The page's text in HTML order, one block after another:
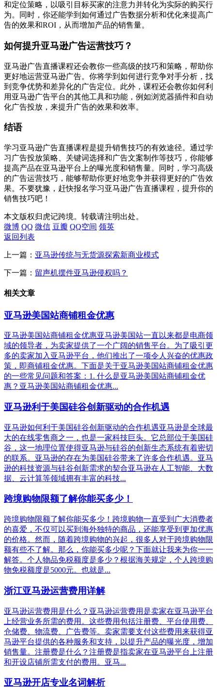
和定位策略，以吸引目标买家的注意力并转化为实际的购买行
为。同时，你还能学到如何通过广告数据分析和优化来提高广
告的效果和ROI，从而增加产品的销售量。
如何提升亚马逊广告运营技巧？
亚马逊广告直播课程还会教你一些高级的技巧和策略，帮助你
更好地运营亚马逊广告。你将学到如何进行竞争对手分析，找
到竞争优势和差异化的广告定位。此外，课程还会教你如何利
用亚马逊广告平台的其他工具和功能，例如浏览器插件和自动
化广告投放，来提升广告的效果和效率。
结语
学习亚马逊广告直播课程是提升销售技巧的有效途径。通过学
习广告投放策略、关键词选择和广告文案制作等技巧，你能够
提高产品在亚马逊平台上的曝光度和销售量。同时，学习高级
的广告运营技巧，能够帮助你更好地竞争并获得更好的广告效
果。不要犹豫，赶快报名学习亚马逊广告直播课程，提升你的
销售技巧吧！
本文版权归虎记跨境。转载请注明出处。
微博 QQ 微信 豆瓣 QQ空间 领英
返回列表
上一篇： 亚马逊传统与无货源探索新商业模式
下一篇： 留声机摆件亚马逊侵权吗？
相关文章
亚马逊美国站商铺租金优惠
亚马逊美国站商铺租金优惠亚马逊美国站一直以来都是电商领
域的领导者，为卖家提供了一个广阔的销售平台。为了吸引更
多的卖家加入亚马逊平台，他们推出了一项令人兴奋的优惠政
策，即商铺租金优惠。下面是关于亚马逊美国站商铺租金优惠
的一些常见问题和答案：1. 什么是亚马逊美国站商铺租金优
惠？亚马逊美国站商铺租金优惠...
亚马逊利于美国硅谷创新驱动的合作机遇
亚马逊如何利于美国硅谷创新驱动的合作机遇亚马逊是全球最
大的在线零售商之一，也是一家科技巨头。它总部位于美国硅
谷，这一地理位置使得亚马逊与硅谷的创新生态系统有着密切
的联系。亚马逊的存在为美国硅谷带来了许多合作机遇。亚马
逊的科技资源与硅谷创新需求的契合亚马逊在人工智能、大数
据、云计算等领域拥有丰富的科技...
跨境购物限额了解你能买多少！
跨境购物限额了解你能买多少！跨境购物一直受到广大消费者
的喜爱，不仅可以买到海外独特的商品，还能享受到更加优惠
的价格。然而，随着跨境购物的兴起，很多人对于跨境购物限
额有些不了解。那么，你能买多少呢？下面就让我来为你一一
解答。个人物品免税额度是多少？根据海关规定，个人跨境购
物免税额度是5000元。也就是...
浙江亚马逊运营费用详解
亚马逊运营费用是什么？亚马逊运营费用是卖家在亚马逊平台
上经营业务所需的费用。这些费用包括注册费、平台使用费、
仓储费、物流费、广告费等。卖家需要支付这些费用来获得亚
马逊平台提供的各种服务和支持，以提升产品的曝光度，增加
销售量。注册费是什么？注册费是指卖家在亚马逊平台上注册
和开设店铺所需支付的费用。亚马...
亚马逊开店专业名词解析